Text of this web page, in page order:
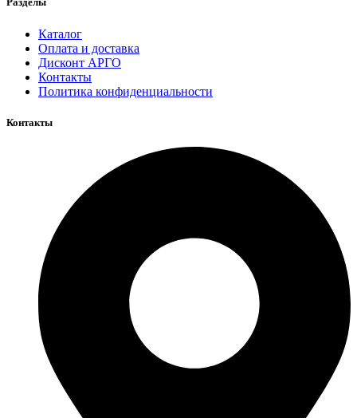
Каталог
Оплата и доставка
Дисконт АРГО
Контакты
Политика конфиденциальности
Контакты